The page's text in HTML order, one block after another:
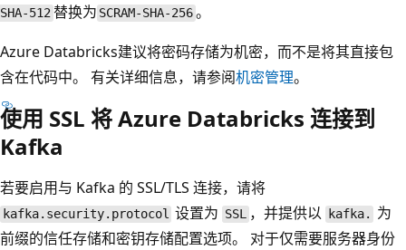
SHA-512 替换为 SCRAM-SHA-256。
Azure Databricks建议将密码存储为机密，而不是将其直接包
含在代码中。 有关详细信息，请参阅机密管理。
使用 SSL 将 Azure Databricks 连接到
Kafka
若要启用与 Kafka 的 SSL/TLS 连接，请将
kafka.security.protocol 设置为 SSL，并提供以 kafka.
为
前缀的信任存储和密钥存储配置选项。 对于仅需要服务器身份